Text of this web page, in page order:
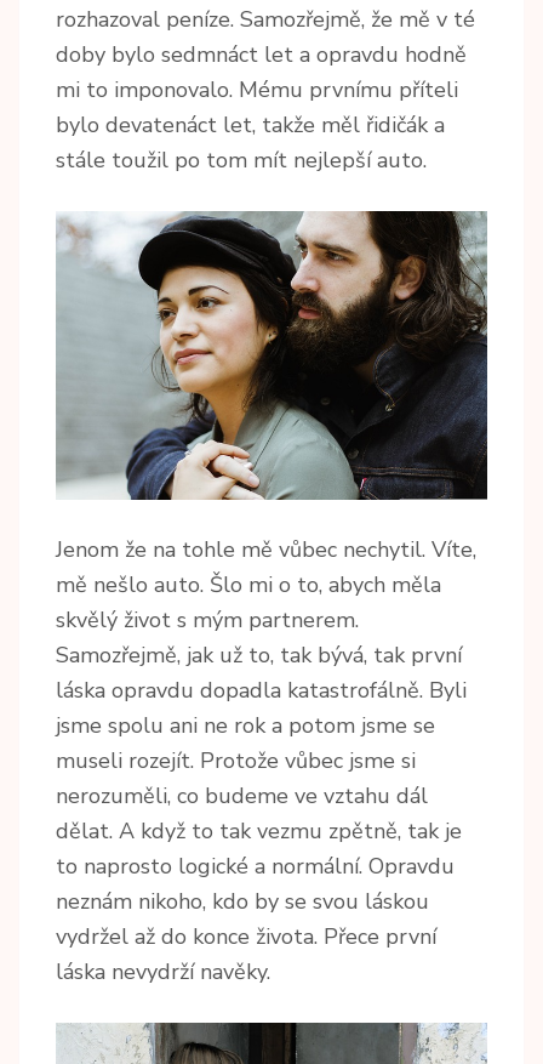
rozhazoval peníze. Samozřejmě, že mě v té
doby bylo sedmnáct let a opravdu hodně
mi to imponovalo. Mému prvnímu příteli
bylo devatenáct let, takže měl řidičák a
stále toužil po tom mít nejlepší auto.
Jenom že na tohle mě vůbec nechytil. Víte,
mě nešlo auto. Šlo mi o to, abych měla
skvělý život s mým partnerem.
Samozřejmě, jak už to, tak bývá, tak první
láska opravdu dopadla katastrofálně. Byli
jsme spolu ani ne rok a potom jsme se
museli rozejít. Protože vůbec jsme si
nerozuměli, co budeme ve vztahu dál
dělat. A když to tak vezmu zpětně, tak je
to naprosto logické a normální. Opravdu
neznám nikoho, kdo by se svou láskou
vydržel až do konce života. Přece první
láska nevydrží navěky.